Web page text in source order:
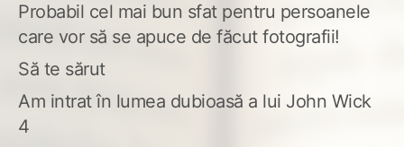
Probabil cel mai bun sfat pentru persoanele
care vor să se apuce de făcut fotografii!
Să te sărut
Am intrat în lumea dubioasă a lui John Wick
4